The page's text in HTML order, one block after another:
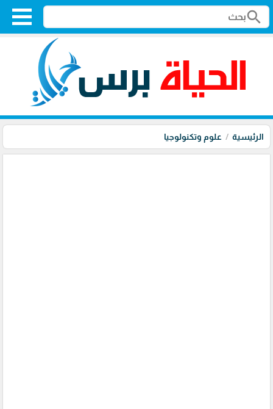
search
الرئيسية علوم وتكنولوجيا